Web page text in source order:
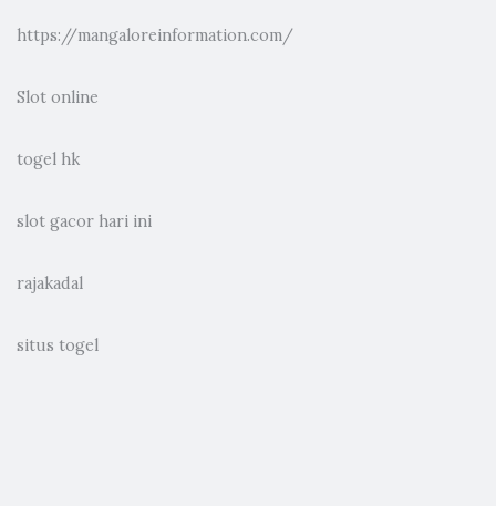
https://mangaloreinformation.com/
Slot online
togel hk
slot gacor hari ini
rajakadal
situs togel